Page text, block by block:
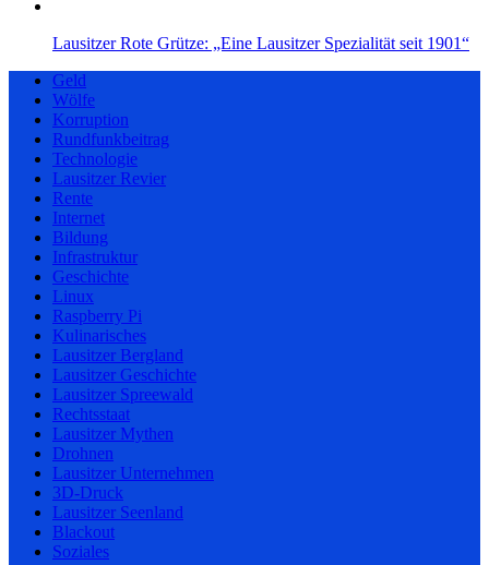
Lausitzer Rote Grütze: „Eine Lausitzer Spezialität seit 1901“
Geld
Wölfe
Korruption
Rundfunkbeitrag
Technologie
Lausitzer Revier
Rente
Internet
Bildung
Infrastruktur
Geschichte
Linux
Raspberry Pi
Kulinarisches
Lausitzer Bergland
Lausitzer Geschichte
Lausitzer Spreewald
Rechtsstaat
Lausitzer Mythen
Drohnen
Lausitzer Unternehmen
3D-Druck
Lausitzer Seenland
Blackout
Soziales